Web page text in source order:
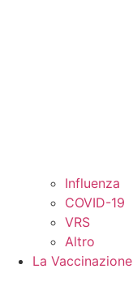
Influenza
COVID-19
VRS
Altro
La Vaccinazione